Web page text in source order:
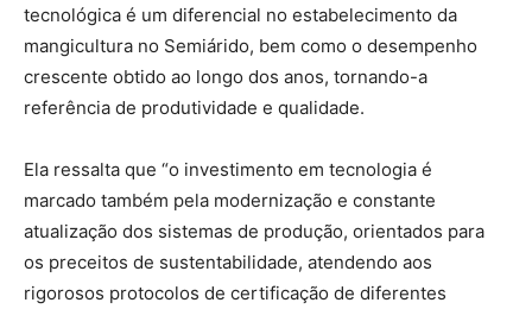
tecnológica é um diferencial no estabelecimento da
mangicultura no Semiárido, bem como o desempenho
crescente obtido ao longo dos anos, tornando-a
referência de produtividade e qualidade.
Ela ressalta que “o investimento em tecnologia é
marcado também pela modernização e constante
atualização dos sistemas de produção, orientados para
os preceitos de sustentabilidade, atendendo aos
rigorosos protocolos de certificação de diferentes